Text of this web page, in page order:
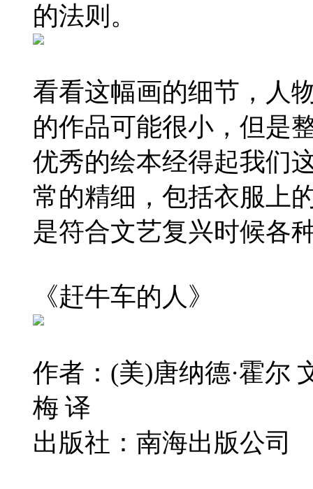
的法则。
看看这幅画的细节，人
的作品可能很小，但是
优秀的绘本经得起我们
常的精细，包括衣服上
是符合文艺复兴时候各
《赶牛车的人》
作者：(美)唐纳德·霍尔
梅 译
出版社：南海出版公司